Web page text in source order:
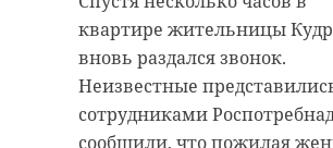
квартире жительницы
вновь раздался звонок.
Неизвестные
сотрудниками
сообщили, что пожилая